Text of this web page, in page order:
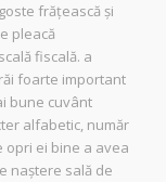
frățească și
pleacă
fiscală. a
foarte important
bune cuvânt
alfabetic, număr
opri ei bine a avea
naștere sală de